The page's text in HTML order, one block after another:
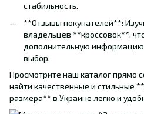
стабильность.
**Отзывы покупателей**:
владельцев **кроссовок**,
дополнительную информацию
выбор.
Просмотрите наш каталог прямо
найти качественные и стильные
размера** в Украине легко и